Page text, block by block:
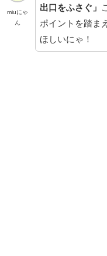
miuにゃ
ん
出口をふさぐ」
ポイントを踏ま
ほしいにゃ！